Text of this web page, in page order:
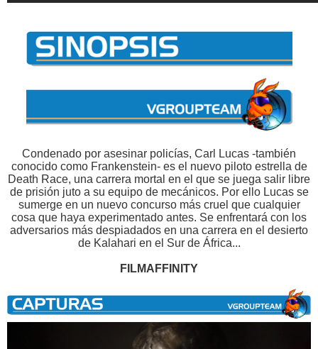
Condenado por asesinar policías, Carl Lucas -también
conocido como Frankenstein- es el nuevo piloto estrella de
Death Race, una carrera mortal en el que se juega salir libre
de prisión juto a su equipo de mecánicos. Por ello Lucas se
sumerge en un nuevo concurso más cruel que cualquier
cosa que haya experimentado antes. Se enfrentará con los
adversarios más despiadados en una carrera en el desierto
de Kalahari en el Sur de África...
FILMAFFINITY